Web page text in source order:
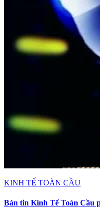
KINH TẾ TOÀN CẦU
Bản tin Kinh Tế Toàn Cầu